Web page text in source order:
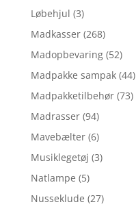
Løbehjul (3)
Madkasser (268)
Madopbevaring (52)
Madpakke sampak (44)
Madpakketilbehør (73)
Madrasser (94)
Mavebælter (6)
Musiklegetøj (3)
Natlampe (5)
Nusseklude (27)